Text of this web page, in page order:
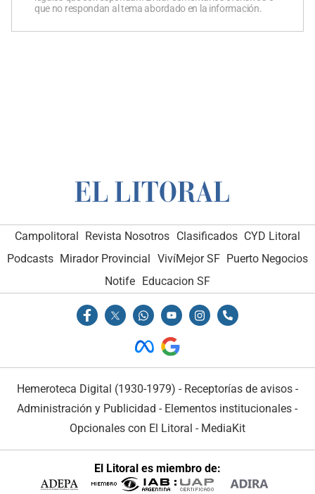
que no respondan al tema abordado en la información.
Campolitoral Revista Nosotros Clasificados CYD Litoral
Podcasts Mirador Provincial VivíMejor SF Puerto Negocios
Notife Educacion SF
Hemeroteca Digital (1930-1979) - Receptorías de avisos -
Administración y Publicidad - Elementos institucionales -
Opcionales con El Litoral - MediaKit
El Litoral es miembro de: